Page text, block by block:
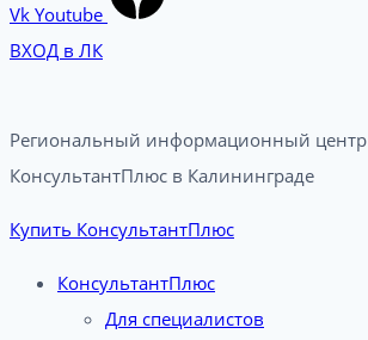
Vk Youtube
ВХОД в ЛК
Региональный информационный центр
КонсультантПлюс в Калининграде​
Купить КонсультантПлюс
КонсультантПлюс
Для специалистов